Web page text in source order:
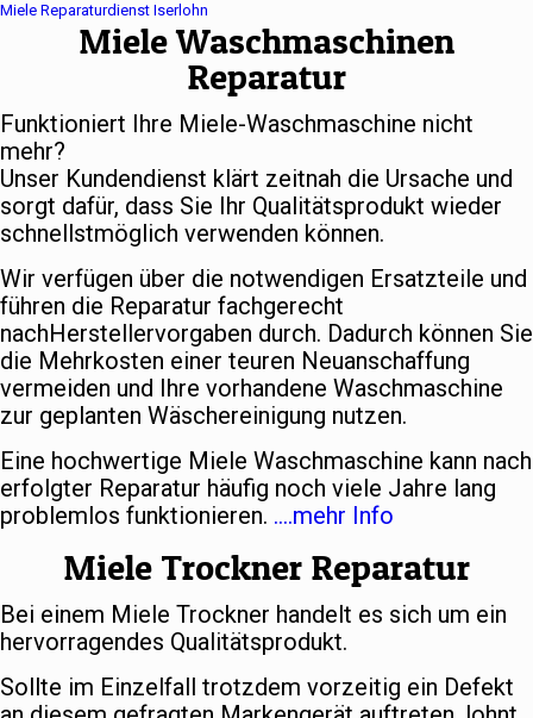
Miele Reparaturdienst Iserlohn
Miele Waschmaschinen
Reparatur
Funktioniert Ihre Miele-Waschmaschine nicht
mehr?
Unser Kundendienst klärt zeitnah die Ursache und
sorgt dafür, dass Sie Ihr Qualitätsprodukt wieder
schnellstmöglich verwenden können.
Wir verfügen über die notwendigen Ersatzteile und
führen die Reparatur fachgerecht
nachHerstellervorgaben durch. Dadurch können Sie
die Mehrkosten einer teuren Neuanschaffung
vermeiden und Ihre vorhandene Waschmaschine
zur geplanten Wäschereinigung nutzen.
Eine hochwertige Miele Waschmaschine kann nach
erfolgter Reparatur häufig noch viele Jahre lang
problemlos funktionieren. ….mehr Info
Miele Trockner Reparatur
Bei einem Miele Trockner handelt es sich um ein
hervorragendes Qualitätsprodukt.
Sollte im Einzelfall trotzdem vorzeitig ein Defekt